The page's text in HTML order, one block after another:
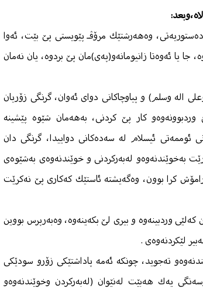
وەهەرشتێك مرۆڤـ پێویستی پێ بێت، ئەوا
جا یا ئەوەتا زانیومانەو(پەی)مان پێ بردوە، یان نەمان
اله وسلم) و پیاوچاكانی دوای ئەوان، گرنگی زۆریان
كار پێ كردنی، بەهەمان شێوە پێشینە
ئوممەتی ئیسلام لە سەدەكانی دواییدا، گرنگی دان
بەخوێندنەوەو لەبەركردنی و خوێندنەوەی بەشێوەی
كرا بوون، وەگەیشتە ئاستێك كەكاری پێ نەكرێت
كەلێی وردبینەوە و بیری لێ بكەینەوە، وەبەرپرس بووین
لێكردنەوەی .
تەجوید، چونكە ئەمە پاداشتێكی زۆرو سودێكی
یەك هەبێت لەنێوان (لەبەركردن وخوێندنەوەو